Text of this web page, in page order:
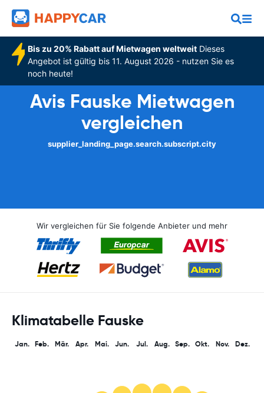
Bis zu 20% Rabatt auf Mietwagen weltweitDieses
Angebot ist gültig bis 11. August 2026 - nutzen Sie es
noch heute!
Avis Fauske Mietwagen
vergleichen
supplier_landing_page.search.subscript.city
Wir vergleichen für Sie folgende Anbieter und mehr
Klimatabelle Fauske
Jan. Feb. Mär. Apr. Mai. Jun. Jul. Aug. Sep. Okt. Nov. Dez.